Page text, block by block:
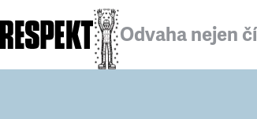
Odvaha nejen